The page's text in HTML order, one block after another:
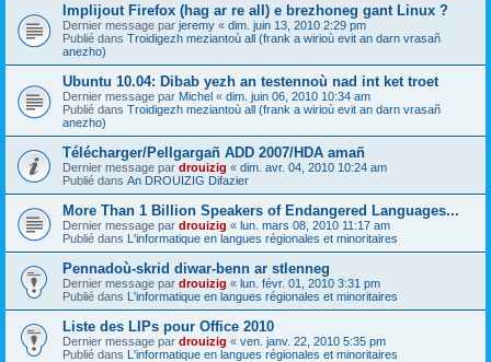
Implijout Firefox (hag ar re all) e brezhoneg gant Linux ?
Dernier message par jeremy « dim. juin 13, 2010 2:29 pm
Publié dans Troidigezh meziantoù all (frank a wirioù evit an darn vrasañ
anezho)
Ubuntu 10.04: Dibab yezh an testennoù nad int ket troet
Dernier message par Michel « dim. juin 06, 2010 10:34 am
Publié dans Troidigezh meziantoù all (frank a wirioù evit an darn vrasañ
anezho)
Télécharger/Pellgargañ ADD 2007/HDA amañ
Dernier message par drouizig « dim. avr. 04, 2010 10:24 am
Publié dans An DROUIZIG Difazier
More Than 1 Billion Speakers of Endangered Languages...
Dernier message par drouizig « lun. mars 08, 2010 11:17 am
Publié dans L'informatique en langues régionales et minoritaires
Pennadoù-skrid diwar-benn ar stlenneg
Dernier message par drouizig « lun. févr. 01, 2010 3:31 pm
Publié dans L'informatique en langues régionales et minoritaires
Liste des LIPs pour Office 2010
Dernier message par drouizig « ven. janv. 22, 2010 5:35 pm
Publié dans L'informatique en langues régionales et minoritaires